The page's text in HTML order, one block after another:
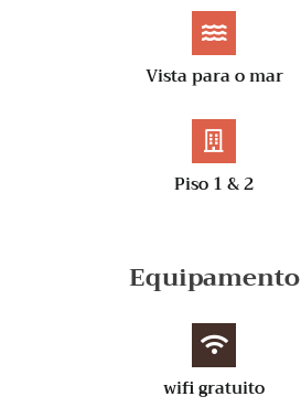
Vista para o mar
Piso 1 & 2
Equipamento
wifi gratuito